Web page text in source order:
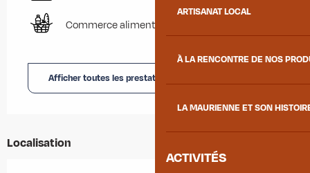
ARTISANAT LOCAL
À LA RENCONTRE DE NOS
LA MAURIENNE ET SON
ACTIVITÉS
Commerce alimentaire
Afficher toutes les prestations
Localisation